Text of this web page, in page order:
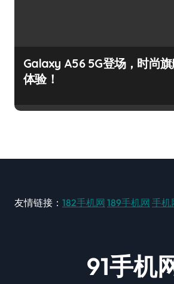
Galaxy A56 5G登场，时尚
体验！
友情链接： 182手机网 189手机网 手机
91手机